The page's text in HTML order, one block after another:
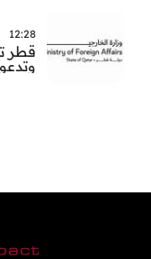
12:28
قطر